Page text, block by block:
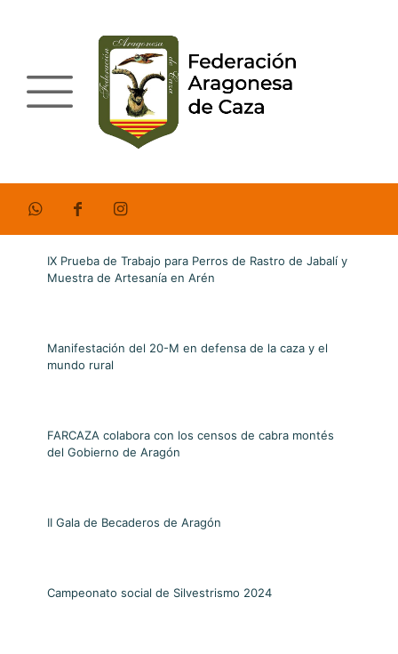
IX Prueba de Trabajo para Perros de Rastro de Jabalí y
Muestra de Artesanía en Arén
Manifestación del 20-M en defensa de la caza y el
mundo rural
FARCAZA colabora con los censos de cabra montés
del Gobierno de Aragón
II Gala de Becaderos de Aragón
Campeonato social de Silvestrismo 2024